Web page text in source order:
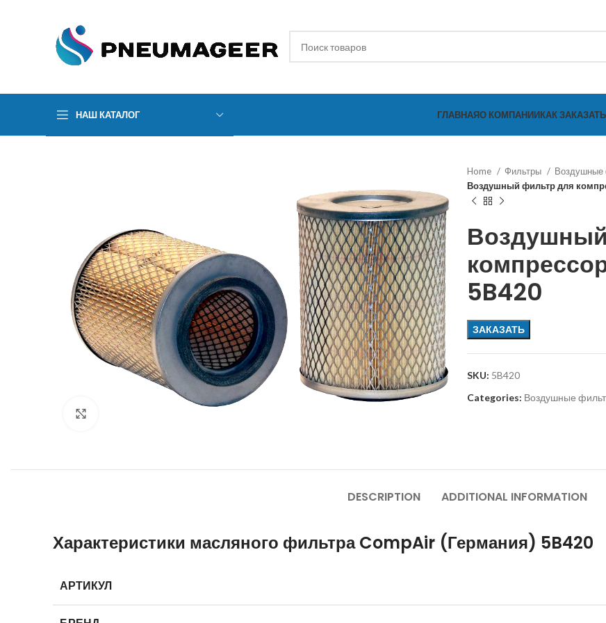
НАШ КАТАЛОГ ГЛАВНАЯО КОМПАНИИКАК ЗАКАЗАТЬ
Home Фильтры
Воздушные
Воздушный фильтр для
5B420
ЗАКАЗАТЬ
SKU: 5B420
Categories: Воздушные
DESCRIPTION ADDITIONAL INFORMATION
Характеристики масляного фильтра CompAir (Германия) 5B420
АРТИКУЛ